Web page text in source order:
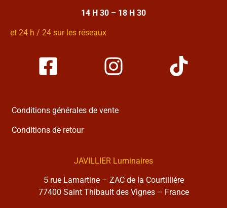
14 H 30 – 18 H 30
et 24 h / 24 sur les réseaux
Conditions générales de vente
Conditions de retour
JAVILLIER Luminaires
5 rue Lamartine – ZAC de la Courtillière
77400 Saint Thibault des Vignes – France